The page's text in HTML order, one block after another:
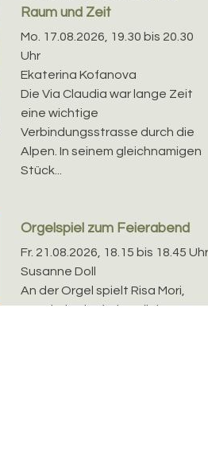
Raum und Zeit
Mo. 17.08.2026, 19.30 bis 20.30
Uhr
Ekaterina Kofanova
Die Via Claudia war lange Zeit
eine wichtige
Verbindungsstrasse durch die
Alpen. In seinem gleichnamigen
Stück...
Orgelspiel zum Feierabend
Fr. 21.08.2026, 18.15 bis 18.45 Uhr
Susanne Doll
An der Orgel spielt Risa Mori,
Basel. Eintritt frei - Kollekte